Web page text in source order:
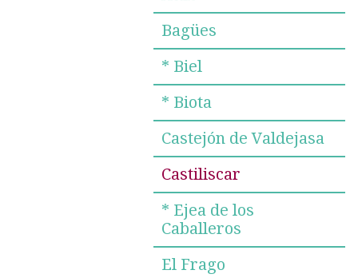
Bagües
* Biel
* Biota
Castejón de Valdejasa
Castiliscar
* Ejea de los
Caballeros
El Frago